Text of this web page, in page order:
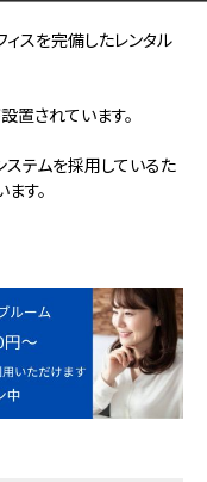
スを完備したレンタル
置されています。
テムを採用しているた
す。